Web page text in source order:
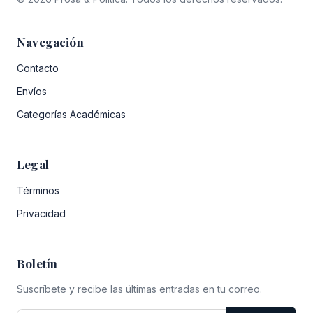
Navegación
Contacto
Envíos
Categorías Académicas
Legal
Términos
Privacidad
Boletín
Suscríbete y recibe las últimas entradas en tu correo.